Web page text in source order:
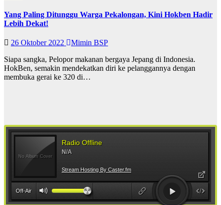
Yang Paling Ditunggu Warga Pekalongan, Kini Hokben Hadir
Lebih Dekat!
26 Oktober 2022
Mimin BSP
Siapa sangka, Pelopor makanan bergaya Jepang di Indonesia.
HokBen, semakin mendekatkan diri ke pelanggannya dengan
membuka gerai ke 320 di…